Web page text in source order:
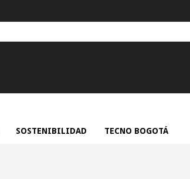
SOSTENIBILIDAD TECNO BOGOTÁ